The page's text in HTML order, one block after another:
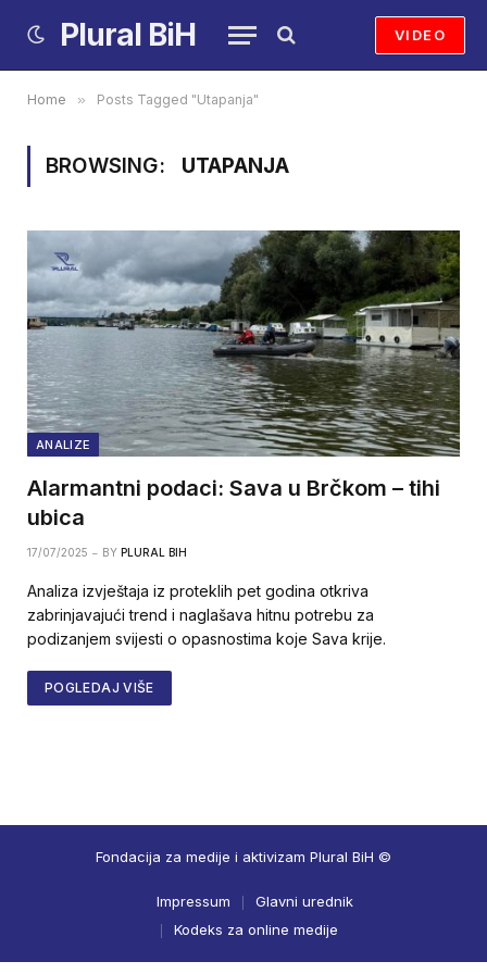
Plural BiH VIDEO
Home » Posts Tagged "Utapanja"
BROWSING: UTAPANJA
ANALIZE
Alarmantni podaci: Sava u Brčkom – tihi
ubica
17/07/2025 BY PLURAL BIH
Analiza izvještaja iz proteklih pet godina otkriva
zabrinjavajući trend i naglašava hitnu potrebu za
podizanjem svijesti o opasnostima koje Sava krije.
POGLEDAJ VIŠE
Fondacija za medije i aktivizam Plural BiH ©
Impressum
Glavni urednik
Kodeks za online medije